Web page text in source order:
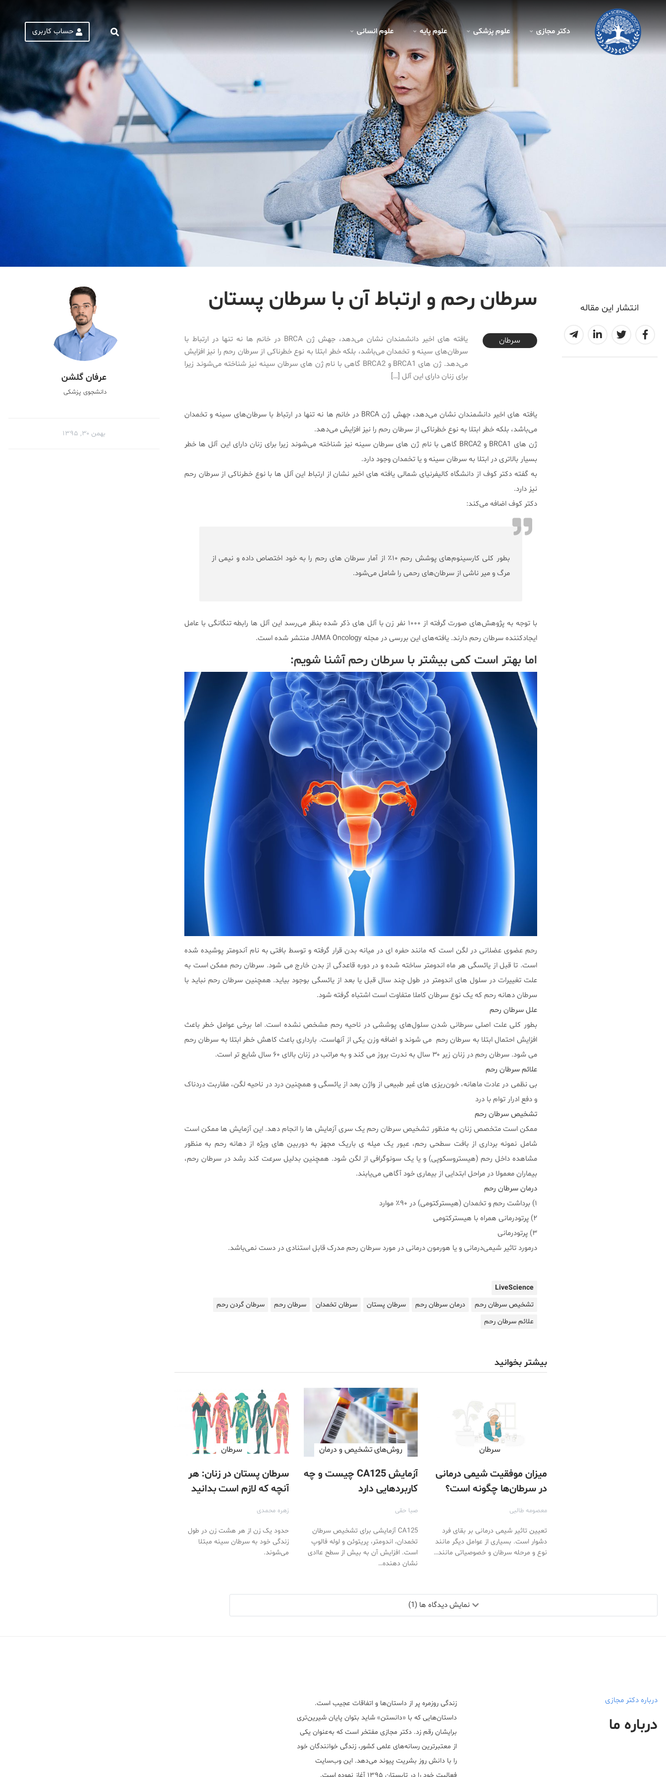
دکتر مجازی علوم پزشکی علوم پايه علوم انسانی حساب کاربری
انتشار این مقاله سرطان رحم و ارتباط آن با سرطان پستان
2017-01-17T23:31:45+03:30
سرطان
یافته های اخیر دانشمندان نشان می‌دهد، جهش ژن BRCA در خانم ها نه تنها در ارتباط با
سرطان‌های سینه و تخمدان می‌باشد، بلکه خطر ابتلا به نوع خطرناکی از سرطان رحم را نیز افزایش
می‌دهد. ژن های BRCA1 و BRCA2 گاهی با نام ژن های سرطان سینه نیز شناخته می‌شوند زیرا
برای زنان دارای این آلل […]
یافته های اخیر دانشمندان نشان می‌دهد، جهش ژن BRCA در خانم ها نه تنها در ارتباط با سرطان‌های سینه و تخمدان
می‌باشد، بلکه خطر ابتلا به نوع خطرناکی از سرطان رحم را نیز افزایش می‌دهد.
ژن های BRCA1 و BRCA2 گاهی با نام ژن های سرطان سینه نیز شناخته می‌شوند زیرا برای زنان دارای این آلل ها خطر
بسیار بالاتری در ابتلا به سرطان سینه و یا تخمدان وجود دارد.
به گفته دکتر کوف از دانشگاه کالیفرنیای شمالی یافته های اخیر نشان از ارتباط این آلل ها با نوع خطرناکی از سرطان رحم
نیز دارد.
دکتر کوف اضافه می‌کند:
بطور کلی کارسینوم‌های پوشش رحم ۱۰٪ از آمار سرطان های رحم را به خود اختصاص داده و نیمی از
مرگ و میر ناشی از سرطان‌های رحمی را شامل می‌شود.
با توجه به پژوهش‌های صورت گرفته از ۱۰۰۰ نفر زن با آلل های ذکر شده بنظر می‌رسد این آلل ها رابطه تنگانگی با عامل
ایجادکننده سرطان رحم دارند. یافته‌های این بررسی در مجله JAMA Oncology منتشر شده است.
اما بهتر است کمی بیشتر با سرطان رحم آشنا شویم:
رحم عضوی عضلانی در لگن است که مانند حفره ای در میانه بدن قرار گرفته و توسط بافتی به نام آندومتر پوشیده شده
است. تا قبل از یائسگی هر ماه اندومتر ساخته شده و در دوره قاعدگی از بدن خارج می شود. سرطان رحم ممکن است به
علت تغییرات در سلول های اندومتر در طول چند سال قبل یا بعد از یائسگی بوجود بیاید. همچنین سرطان رحم نباید با
سرطان دهانه رحم که یک نوع سرطان کاملا متفاوت است اشتباه گرفته شود.
علل سرطان رحم
بطور کلی علت اصلی سرطانی شدن سلول‌های پوششی در ناحیه رحم مشخص نشده است. اما برخی عوامل خطر باعث
افزایش احتمال ابتلا به سرطان رحم می شوند و اضافه وزن یکی از آنهاست. بارداری باعث کاهش خطر ابتلا به سرطان رحم
می شود. سرطان رحم در زنان زیر ۳۰ سال به ندرت بروز می کند و به مراتب در زنان بالای ۶۰ سال شایع تر است.
علائم سرطان رحم
بی نظمی در عادت ماهانه، خون‌ریزی های غیر طبیعی از واژن بعد از یائسگی و همچنین درد در ناحیه لگن،‌ مقاربت دردناک
و دفع ادرار توام با درد
تشخیص سرطان رحم
ممکن است متخصص زنان به منظور تشخیص سرطان رحم یک سری آزمایش ها را انجام دهد. این آزمایش ها ممکن است
شامل نمونه برداری از بافت سطحی رحم، عبور یک میله ی باریک مجهز به دوربین های ویژه از دهانه رحم به منظور
مشاهده داخل رحم (هیستروسکوپی) و یا یک سونوگرافی از لگن شود. همچنین بدلیل سرعت کند رشد در سرطان رحم،
بیماران معمولا در مراحل ابتدایی از بیماری خود آگاهی می‌یابند.
درمان سرطان رحم
۱) برداشت رحم و تخمدان (هیسترکتومی) در ۹۰٪ موارد
۲) پرتودرمانی همراه با هیسترکتومی
۳) پرتودرمانی
درمورد تاثیر شیمی‌درمانی و یا هورمون درمانی در مورد سرطان رحم مدرک قابل استنادی در دست نمی‌باشد.
LiveScience
تشخیص سرطان رحم
درمان سرطان رحم سرطان پستان سرطان تخمدان سرطان رحم
سرطان گردن رحم
علائم سرطان رحم
بیشتر بخوانید
سرطان
میزان موفقیت شیمی درمانی
در سرطان‌ها چگونه است؟
معصومه طالبی
تعیین تاثیر شیمی درمانی بر بقای فرد
دشوار است. بسیاری از عوامل دیگر مانند
نوع و مرحله سرطان و خصوصیاتی مانند…
روش‌های تشخیص و درمان
آزمایش CA125 چیست و چه
کاربردهایی دارد
صبا حقی
CA125 آزمایشی برای تشخیص سرطان
تخمدان، اندومتر، پریتوئن و لوله فالوپ
است. افزایش آن به بیش از سطح عاادی
نشان دهنده…
سرطان
سرطان پستان در زنان: هر
آنچه که لازم است بدانید
زهره محمدی
حدود یک زن از هر هشت زن در طول
زندگی خود به سرطان سینه مبتلا
می‌شوند.
عرفان گلشن
دانشجوی پزشکی
بهمن ۳۰, ۱۳۹۵
نمایش دیدگاه ها (1)
درباره دکتر مجازی
درباره ما
زندگی روزمره پر از داستان‌ها و اتفاقات عجیب است.
داستان‌هایی که با «دانستن» شاید بتوان پایان شیرین‌تری
برایشان رقم زد. دکتر مجازی مفتخر است که به‌عنوان یکی
از معتبر‌ترین رسانه‌های علمی کشور، زندگی خوانندگان خود
را با دانش روز بشریت پیوند می‌دهد. این وب‌سایت
فعالیت خود را در تابستان ۱۳۹۵ آغاز نموده است.